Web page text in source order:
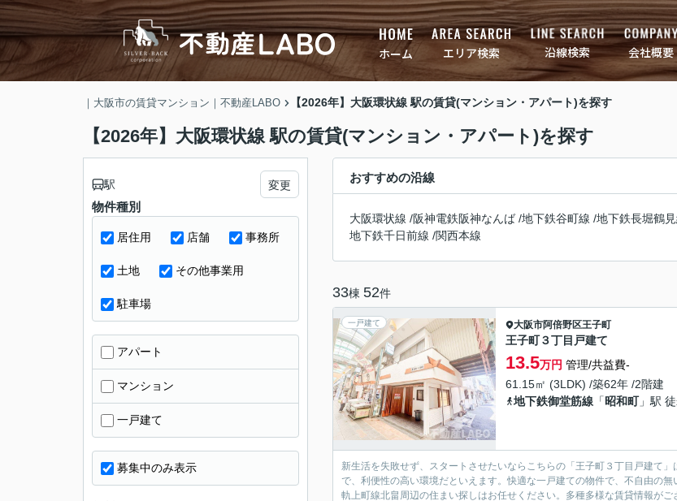
ホーム エリア検索 沿線検索 会社概要
｜大阪市の賃貸マンション｜不動産LABO 【2026年】大阪環状線 駅の賃貸(マンション・アパート)を探す
【2026年】大阪環状線 駅の賃貸(マンション・アパート)を探す
おすすめの沿線
大阪環状線 /阪神電鉄阪神なんば /地下鉄谷町線 /地下鉄長堀鶴
地下鉄千日前線 /関西本線
33棟 52件
一戸建て 大阪市阿倍野区王子町
王子町３丁目戸建て
13.5万円 管理/共益費-
61.15㎡ (3LDK) /築62年 /2階建
地下鉄御堂筋線 「昭和町」駅
新生活を失敗せず、スタートさせたいならこちらの「王子町３丁目戸建て
で、利便性の高い環境だといえます。快適な一戸建ての物件で、不自由の
軌上町線北畠周辺の住まい探しはお任せください。多種多様な賃貸情報が
駅 変更
物件種別
居住用 店舗 事務所
土地 その他事業用
駐車場
アパート
マンション
一戸建て
募集中のみ表示